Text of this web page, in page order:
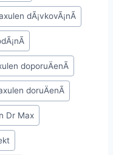
dÃ¡vkovÃ¡nÃ­
doporuÄenÃ­
doruÄenÃ­
Dr Max